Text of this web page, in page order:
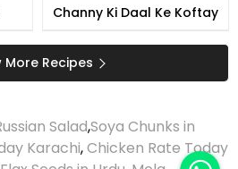
Channy Ki Daal Ke Koftay
More Recipes
Salad,Soya Chunks in
Karachi,Chicken Rate Today